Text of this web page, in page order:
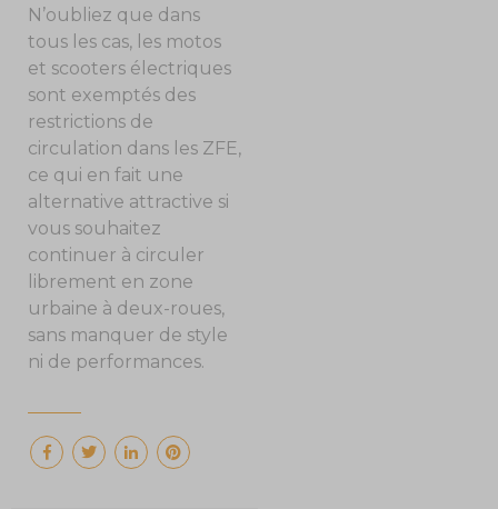
N’oubliez que dans
tous les cas, les motos
et scooters électriques
sont exemptés des
restrictions de
circulation dans les ZFE,
ce qui en fait une
alternative attractive si
vous souhaitez
continuer à circuler
librement en zone
urbaine à deux-roues,
sans manquer de style
ni de performances.